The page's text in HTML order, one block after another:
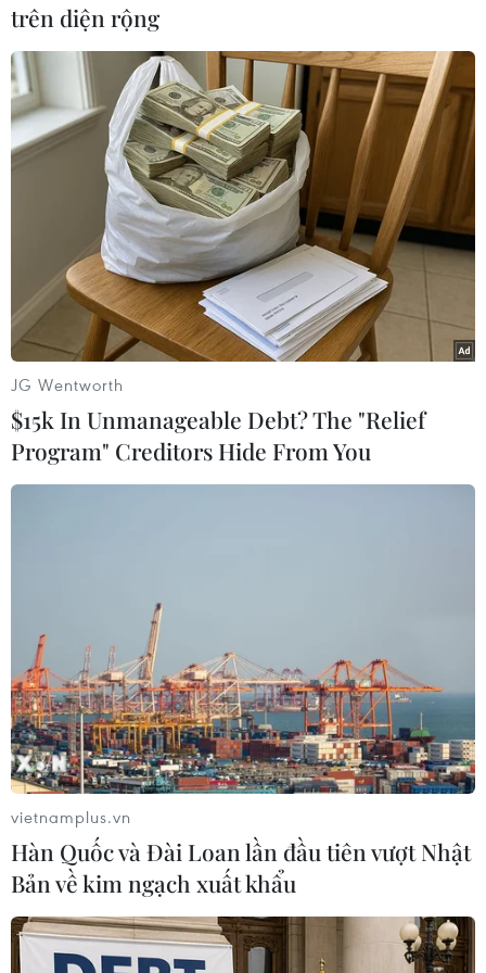
#Kinh tế Mỹ #Gói cứu trợ
#Xuất khẩu
Mỹ
Theo dõi VietnamPlus
xuất cùng giảm tốc trong tháng
7/2026
09/08/2026 14:40
Hàn Quốc và Đài Loan lần đầu tiên
vượt Nhật Bản về kim ngạch xuất
09/08/2026 14:15
Thêm dư địa dòng tiền cho doanh
nghiệp nhỏ và vừa từ chính sách
thuế
trên diện rộng
JG Wentworth
$15k In Unmanageable Debt? The "Relief
Program" Creditors Hide From You
vietnamplus.vn
Hàn Quốc và Đài Loan lần đầu tiên vượt Nhật
Bản về kim ngạch xuất khẩu